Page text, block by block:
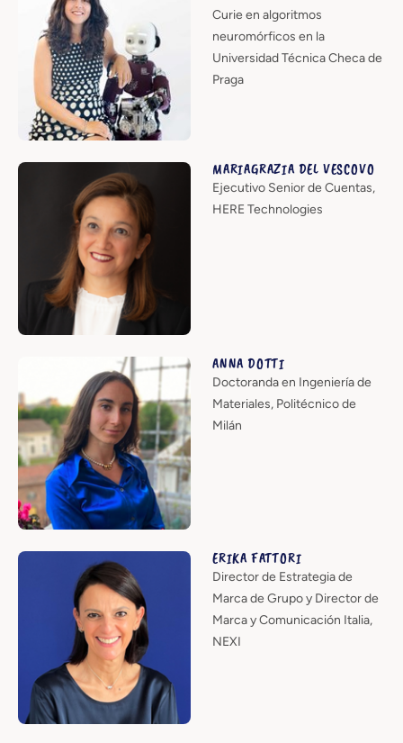
Curie en algoritmos
neuromórficos en la
Universidad Técnica Checa de
Praga
MARIAGRAZIA DEL VESCOVO
Ejecutivo Senior de Cuentas,
HERE Technologies
ANNA DOTTI
Doctoranda en Ingeniería de
Materiales, Politécnico de
Milán
ERIKA FATTORI
Director de Estrategia de
Marca de Grupo y Director de
Marca y Comunicación Italia,
NEXI